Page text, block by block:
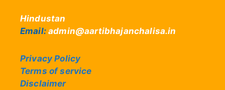
Hindustan
Email: admin@aartibhajanchalisa.in
Privacy Policy
Terms of service
Disclaimer